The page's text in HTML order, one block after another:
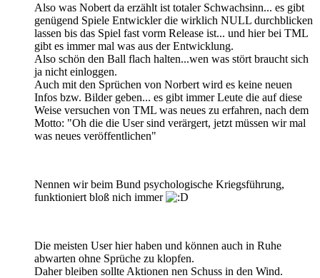
Also was Nobert da erzählt ist totaler Schwachsinn... es gibt
genügend Spiele Entwickler die wirklich NULL durchblicken
lassen bis das Spiel fast vorm Release ist... und hier bei TML
gibt es immer mal was aus der Entwicklung.
Also schön den Ball flach halten...wen was stört braucht sich
ja nicht einloggen.
Auch mit den Sprüchen von Norbert wird es keine neuen
Infos bzw. Bilder geben... es gibt immer Leute die auf diese
Weise versuchen von TML was neues zu erfahren, nach dem
Motto: "Oh die die User sind verärgert, jetzt müssen wir mal
was neues veröffentlichen"
Nennen wir beim Bund psychologische Kriegsführung,
funktioniert bloß nich immer
Die meisten User hier haben und können auch in Ruhe
abwarten ohne Sprüche zu klopfen.
Daher bleiben sollte Aktionen nen Schuss in den Wind.